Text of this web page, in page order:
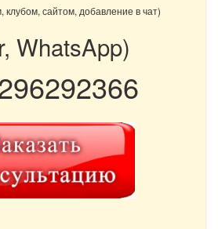
клубом, сайтом, добавление в чат)
WhatsApp)